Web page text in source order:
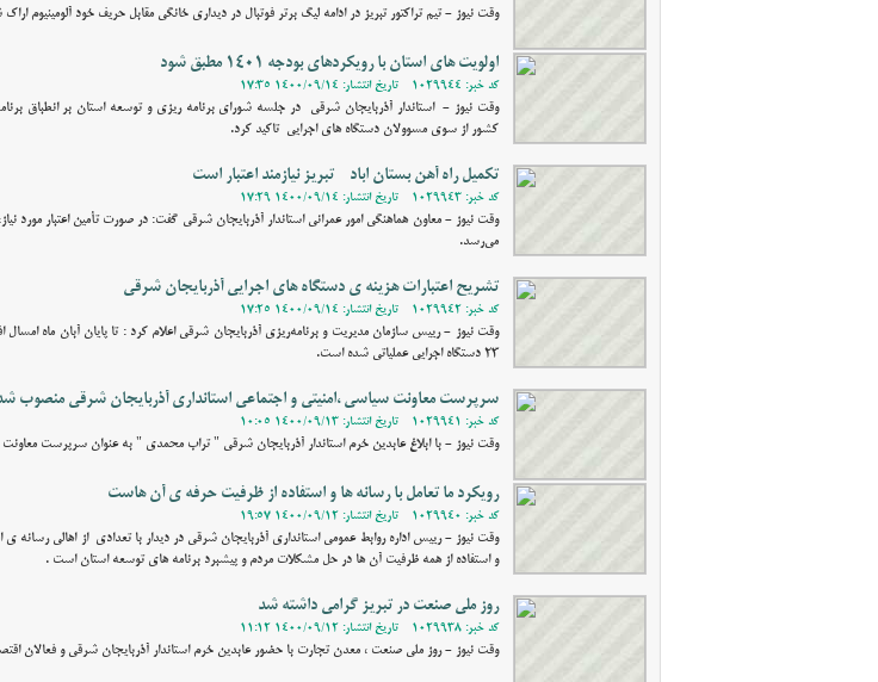
وقت نیوز - تیم تراکتور تبریز در ادامه لیگ برتر فوتبال در دیداری خانگی مقابل حریف خود آلومینیوم
اولویت های استان با رویکردهای بودجه 1401 مطبق شود
کد خبر: 1029944 - تاریخ انتشار: 1400/09/14 17:35
کشور از سوی مسوولان دستگاه های اجرایی تاکید کرد.
تکمیل راه آهن بستان اباد - تبریز نیازمند اعتبار است
کد خبر: 1029943 - تاریخ انتشار: 1400/09/14 17:29
وقت نیوز - معاون هماهنگی امور عمرانی استاندار آذربایجان شرقی گفت: در صورت تأمین اعتبار مورد
می‌رسد.
تشریح اعتبارات هزینه ی دستگاه های اجرایی آذربایجان شرقی
کد خبر: 1029942 - تاریخ انتشار: 1400/09/14 17:25
وقت نیوز - رییس سازمان مدیریت و برنامه‌ریزی آذربایجان شرقی اعلام کرد : تا پایان آبان ماه امسال
23 دستگاه اجرایی عملیاتی شده است.
سرپرست معاونت سیاسی ،‌امنیتی و اجتماعی استانداری آذربایجان شرقی منصوب
کد خبر: 1029941 - تاریخ انتشار: 1400/09/13 10:05
وقت نیوز - با ابلاغ عابدین خرم استاندار آذربایجان شرقی " تراب محمدی " به عنوان سرپرست
رویکرد ما تعامل با رسانه ها و استفاده از ظرفیت حرفه ی آن هاست
کد خبر: 1029940 - تاریخ انتشار: 1400/09/12 19:57
وقت نیوز - رییس اداره روابط عمومی استانداری آذربایجان شرقی در دیدار با تعدادی از اهالی رسانه ی
و استفاده از همه ظرفیت آن ها در حل مشکلات مردم و پیشبرد برنامه های توسعه استان است .
روز ملی صنعت در تبریز گرامی داشته شد
کد خبر: 1029938 - تاریخ انتشار: 1400/09/12 11:12
وقت نیوز - روز ملی صنعت ،‌ معدن تجارت با حضور عابدین خرم استاندار آذربایجان شرقی و فعالان